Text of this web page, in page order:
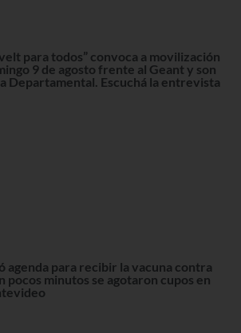
para todos” convoca a movilización
9 de agosto frente al Geant y son
Departamental. Escuchá la entrevista
agenda para recibir la vacuna contra
pocos minutos se agotaron cupos en